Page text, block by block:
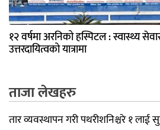
१२ वर्षमा अरनिको हस्पिटल : स्वास्थ्य
उत्तरदायित्वको यात्रामा
ताजा लेखहरु
तार व्यवस्थापन गरी पथरीशनिश्चरे १ लाई